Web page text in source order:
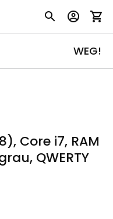
WEG!
Core i7, RAM
QWERTY